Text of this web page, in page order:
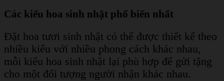
Các kiểu hoa sinh nhật phổ biến nhất
Đặt hoa tươi sinh nhật có thể được thiết kế theo
nhiều kiểu với nhiều phong cách khác nhau,
mỗi kiểu hoa sinh nhật lại phù hợp để gửi tặng
cho một đối tượng người nhận khác nhau.